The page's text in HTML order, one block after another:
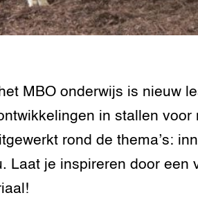
dierenwelzijn: het
omgaan met de
MBO onderwijs is nieuw
in stallen voor
rond de thema’s:
Laat je inspireren door een